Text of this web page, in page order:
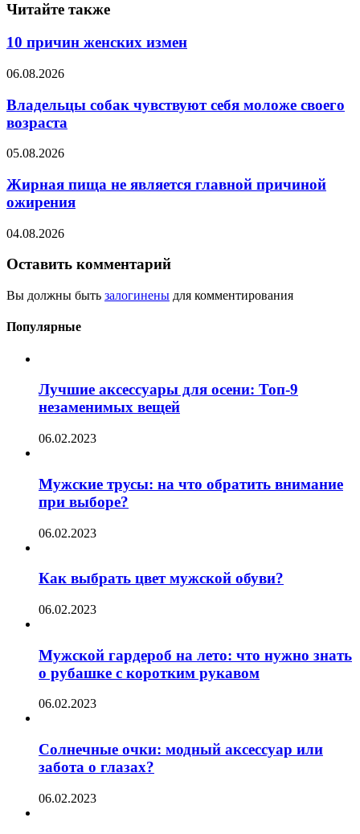
Читайте также
10 причин женских измен
06.08.2026
Владельцы собак чувствуют себя моложе своего
возраста
05.08.2026
Жирная пища не является главной причиной
ожирения
04.08.2026
Оставить комментарий
Вы должны быть залогинены для комментирования
Популярные
Лучшие аксессуары для осени: Топ-9
незаменимых вещей
06.02.2023
Мужские трусы: на что обратить внимание
при выборе?
06.02.2023
Как выбрать цвет мужской обуви?
06.02.2023
Мужской гардероб на лето: что нужно знать
о рубашке с коротким рукавом
06.02.2023
Солнечные очки: модный аксессуар или
забота о глазах?
06.02.2023